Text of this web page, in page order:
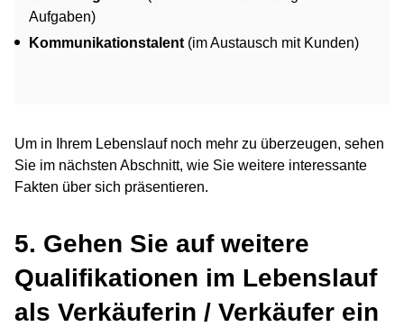
Aufgaben)
Kommunikationstalent (im Austausch mit Kunden)
Um in Ihrem Lebenslauf noch mehr zu überzeugen, sehen
Sie im nächsten Abschnitt, wie Sie weitere interessante
Fakten über sich präsentieren.
5. Gehen Sie auf weitere
Qualifikationen im Lebenslauf
als Verkäuferin / Verkäufer ein